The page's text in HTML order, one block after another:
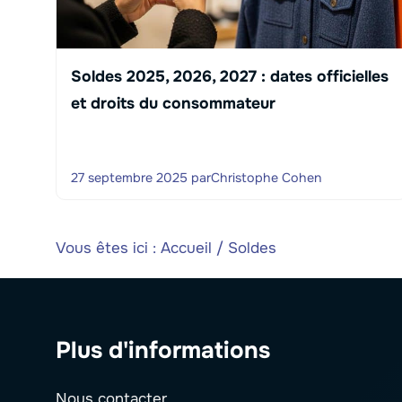
Soldes 2025, 2026, 2027 : dates officielles
et droits du consommateur
27 septembre 2025 parChristophe Cohen
Vous êtes ici : Accueil / Soldes
Plus d'informations